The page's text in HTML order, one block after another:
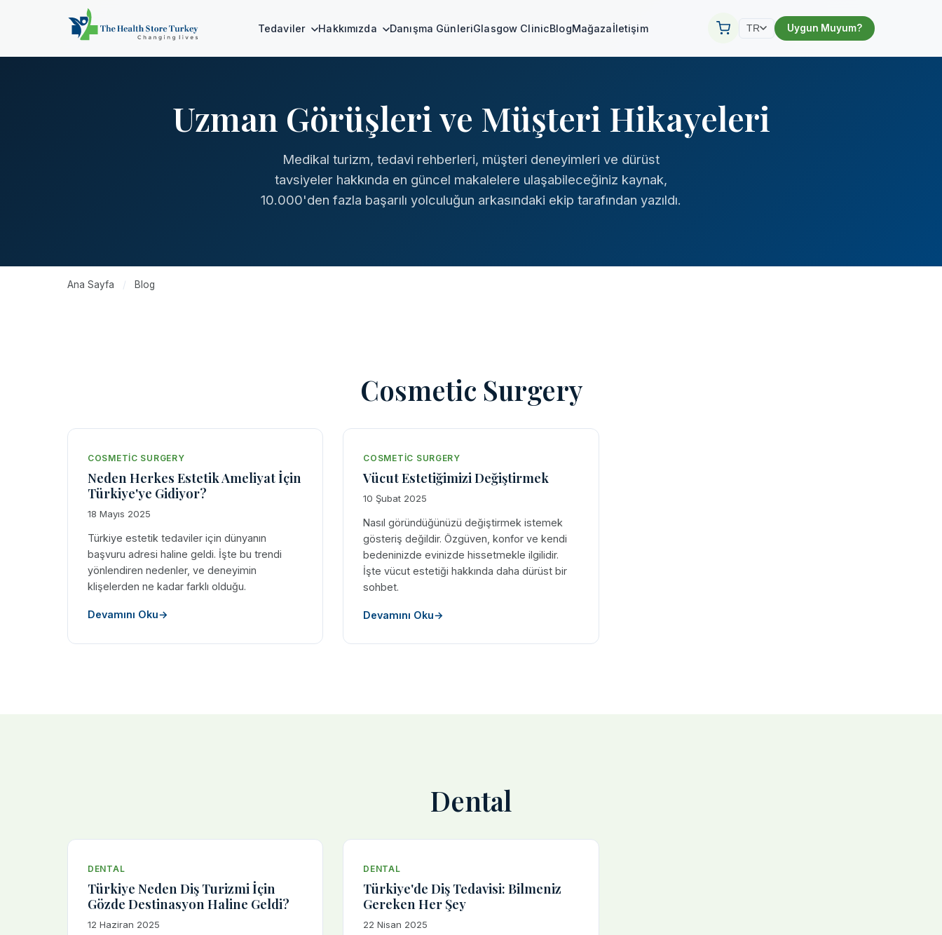
Tedaviler Hakkımızda Danışma GünleriGlasgow ClinicBlogMağazaİletişim TR Uygun Muyum?
Uzman Görüşleri ve Müşteri Hikayeleri
Medikal turizm, tedavi rehberleri, müşteri deneyimleri ve dürüst
tavsiyeler hakkında en güncel makalelere ulaşabileceğiniz kaynak,
10.000'den fazla başarılı yolculuğun arkasındaki ekip tarafından yazıldı.
Ana Sayfa / Blog
Cosmetic Surgery
COSMETIC SURGERY
Neden Herkes Estetik Ameliyat İçin
Türkiye'ye Gidiyor?
18 Mayıs 2025
Türkiye estetik tedaviler için dünyanın
başvuru adresi haline geldi. İşte bu trendi
yönlendiren nedenler, ve deneyimin
klişelerden ne kadar farklı olduğu.
Devamını Oku→
COSMETIC SURGERY
Vücut Estetiğimizi Değiştirmek
10 Şubat 2025
Nasıl göründüğünüzü değiştirmek istemek
gösteriş değildir. Özgüven, konfor ve kendi
bedeninizde evinizde hissetmekle ilgilidir.
İşte vücut estetiği hakkında daha dürüst bir
sohbet.
Devamını Oku→
Dental
DENTAL
Türkiye Neden Diş Turizmi İçin
Gözde Destinasyon Haline Geldi?
12 Haziran 2025
DENTAL
Türkiye'de Diş Tedavisi: Bilmeniz
Gereken Her Şey
22 Nisan 2025